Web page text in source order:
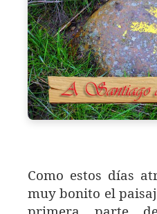
Como estos días
muy bonito el